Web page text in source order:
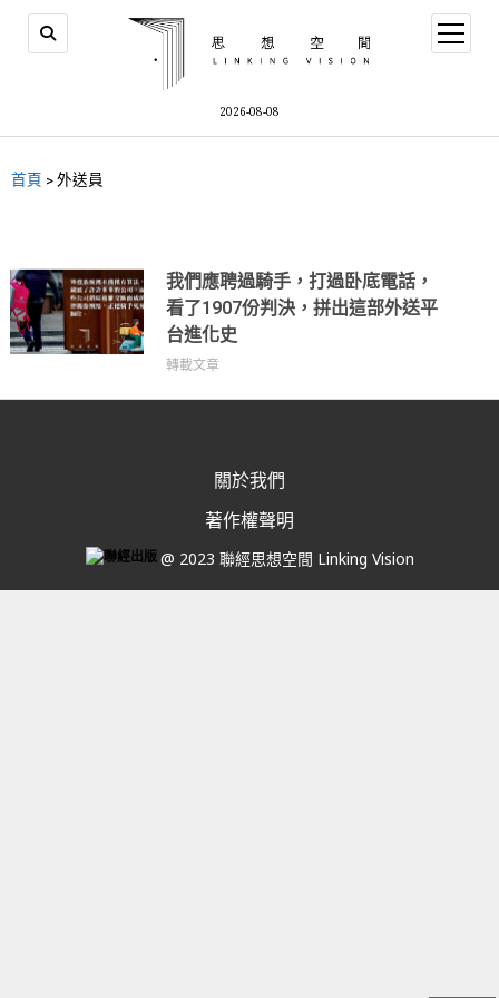
2026-08-08
首頁 >外送員
我們應聘過騎手，打過卧底電話，
看了1907份判決，拼出這部外送平
台進化史
轉載文章
關於我們
著作權聲明
@ 2023 聯經思想空間 Linking Vision